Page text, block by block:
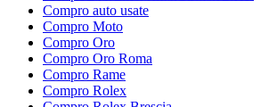
Compro auto usate
Compro Moto
Compro Oro
Compro Oro Roma
Compro Rame
Compro Rolex